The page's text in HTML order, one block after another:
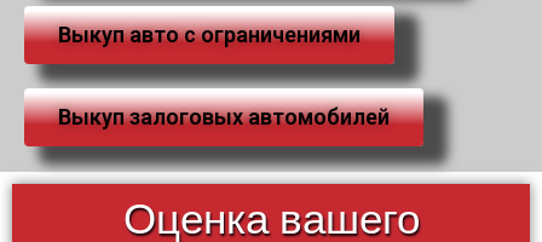
Выкуп авто с ограничениями
Выкуп залоговых автомобилей
Оценка вашего